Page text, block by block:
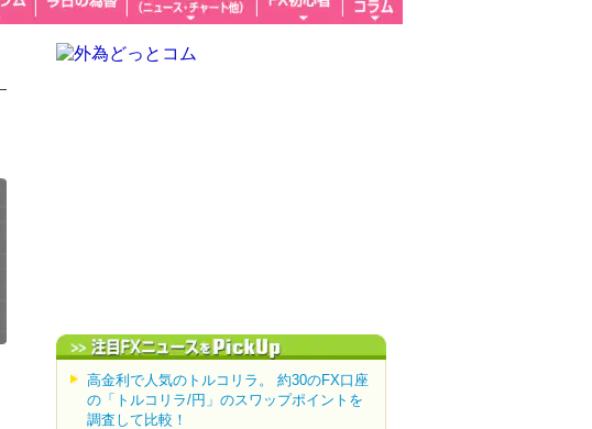
高金利で人気のトルコリラ。 約30のFX口座
の「トルコリラ/円」のスワップポイントを
調査して比較！